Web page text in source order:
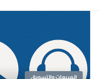
المبيعات والتسويق